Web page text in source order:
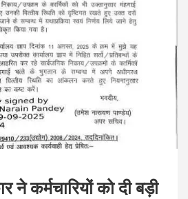
ने कर्मचारियों को दी बड़ी